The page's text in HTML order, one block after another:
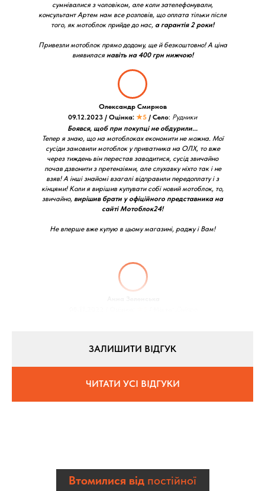
Боявся, щоб при покупці не обдурили...
Тепер я знаю, що на мотоблоках економити не можна. Мої
сусіди замовили мотоблок у приватника на ОЛХ, то вже
через тиждень він перестав заводитися, сусід звичайно
почав дзвонити з претензіями, але слухавку ніхто так і не
взяв! А інші знайомі взагалі відправили передоплату і з
кінцями! Коли я вирішив купувати собі новий мотоблок, то,
звичайно, вирішив брати у офіційного представника на
сайті Мотоблок24!
Не вперше вже купую в цьому магазині, раджу і Вам!
Олександр Смирнов
09.12.2023 / Оцінка: ★5 / Село: Рудники
сумнівалися з чоловіком, але коли зателефонували,
консультант Артем нам все розповів, що оплата тільки після
того, як мотоблок прийде до нас, а гарантія 2 роки!
Привезли мотоблок прямо додому, ще й безкоштовно! А ціна
виявиласянавіть на 400 грн нижчою!
ЗАЛИШИТИ ВІДГУК
ЧИТАТИ УСІ ВІДГУКИ
Втомилися від постійної